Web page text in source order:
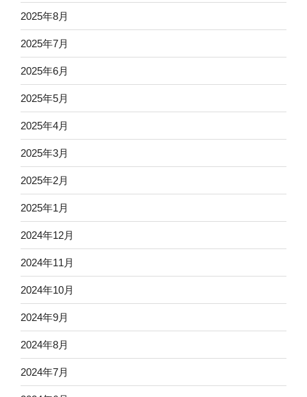
2025年8月
2025年7月
2025年6月
2025年5月
2025年4月
2025年3月
2025年2月
2025年1月
2024年12月
2024年11月
2024年10月
2024年9月
2024年8月
2024年7月